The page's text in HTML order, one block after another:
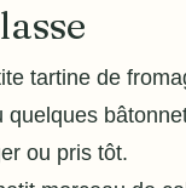
tartine de
ou pris tôt.